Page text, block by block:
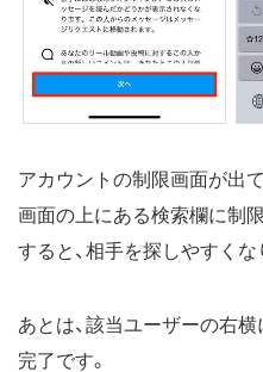
アカウントの制限画面が出て
画面の上にある検索欄に制
すると、相手を探しやすくな
あとは、該当ユーザーの右横
完了です。